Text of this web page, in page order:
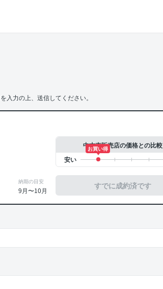
入力の上、送信してください。
納期の目安
9月〜10月
中古車販売店の価格との比較
お買い得
すでに成約済です